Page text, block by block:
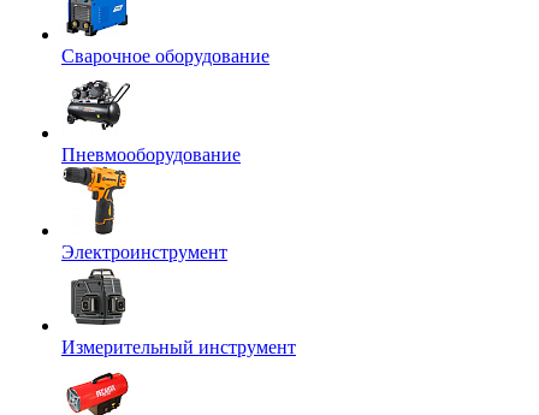
Сварочное оборудование
Пневмооборудование
Электроинструмент
Измерительный инструмент